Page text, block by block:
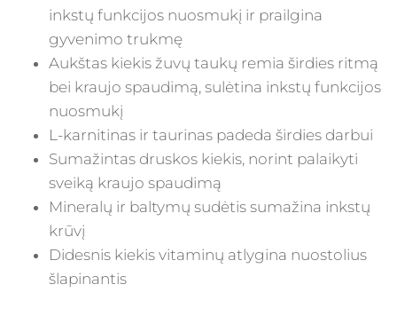
inkstų funkcijos nuosmukį ir prailgina
gyvenimo trukmę
Aukštas kiekis žuvų taukų remia širdies ritmą
bei kraujo spaudimą, sulėtina inkstų funkcijos
nuosmukį
L-karnitinas ir taurinas padeda širdies darbui
Sumažintas druskos kiekis, norint palaikyti
sveiką kraujo spaudimą
Mineralų ir baltymų sudėtis sumažina inkstų
krūvį
Didesnis kiekis vitaminų atlygina nuostolius
šlapinantis